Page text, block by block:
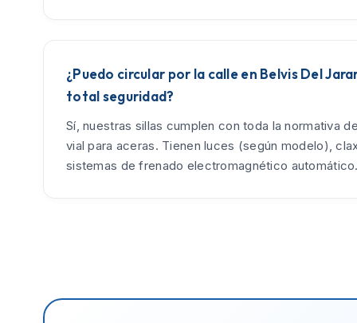
¿Puedo circular por la calle en Belvis Del
total seguridad?
Sí, nuestras sillas cumplen con toda la normativa
vial para aceras. Tienen luces (según modelo),
sistemas de frenado electromagnético